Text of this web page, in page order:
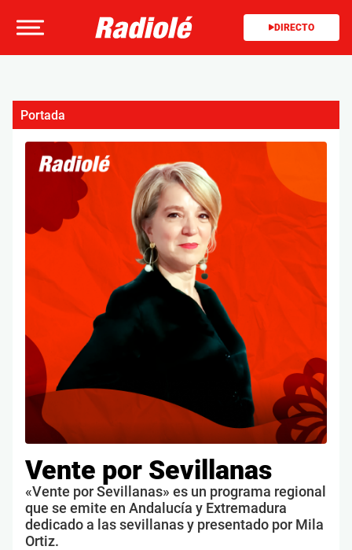
DIRECTO
Vente por Sevillanas
«Vente por Sevillanas» es un programa regional
que se emite en Andalucía y Extremadura
dedicado a las sevillanas y presentado por Mila
Ortiz.
Portada